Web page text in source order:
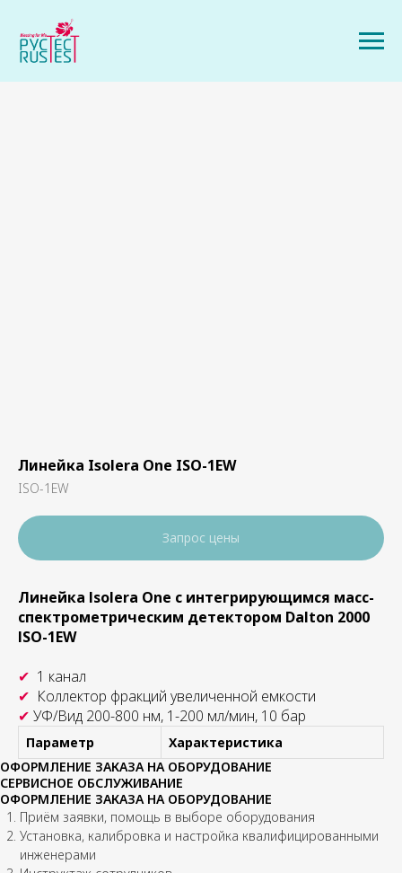
Линейка Isolera One ISO-1EW
ISO-1EW
Запрос цены
Линейка Isolera One с интегрирующимся масс-
спектрометрическим детектором Dalton 2000
ISO-1EW
✔ 1 канал
✔ Коллектор фракций увеличенной емкости
✔ УФ/Вид 200-800 нм, 1-200 мл/мин, 10 бар
Параметр
Характеристика
ОФОРМЛЕНИЕ ЗАКАЗА НА ОБОРУДОВАНИЕ
СЕРВИСНОЕ ОБСЛУЖИВАНИЕ
ОФОРМЛЕНИЕ ЗАКАЗА НА ОБОРУДОВАНИЕ
Приём заявки, помощь в выборе оборудования
Установка, калибровка и настройка квалифицированными
инженерами